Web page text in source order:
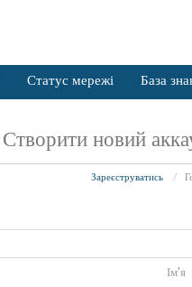
База
Статус мережі
Створити новий
Зареєструватись